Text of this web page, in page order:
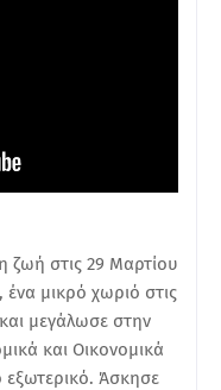
ζωή στις 29 Μαρτίου
μικρό χωριό στις
μεγάλωσε στην
και Οικονομικά
Άσκησε